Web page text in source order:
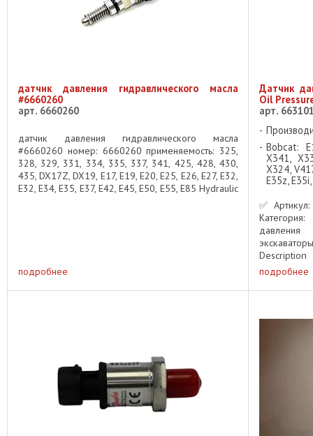
датчик давления гидравлического масла
#6660260
арт. 6660260
датчик давления гидравлического масла
#6660260 номер: 6660260 применяемость: 325,
328, 329, 331, 334, 335, 337, 341, 425, 428, 430,
435, DX17Z, DX19, E17, E19, E20, E25, E26, E27, E32,
E32, E34, E35, E37, E42, E45, E50, E55, E85 Hydraulic
подробнее
Датчик
Oil
арт.
Bobcat:
X341,
X324,
E35z,
✅
давления
#6631010
подробнее